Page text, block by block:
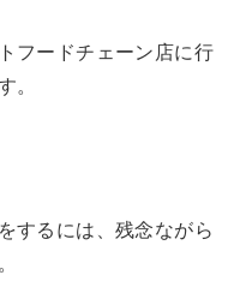
フードチェーン店に行
するには、残念ながら